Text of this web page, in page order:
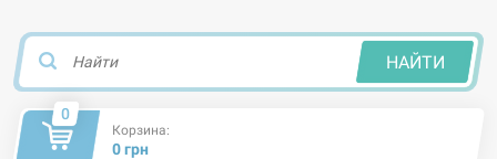
НАЙТИ
0
Корзина:
0 грн